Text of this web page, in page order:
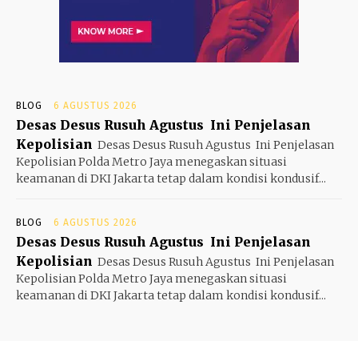
BLOG 6 AGUSTUS 2026
Desas Desus Rusuh Agustus Ini Penjelasan
Kepolisian Desas Desus Rusuh Agustus Ini Penjelasan
Kepolisian Polda Metro Jaya menegaskan situasi
keamanan di DKI Jakarta tetap dalam kondisi kondusif...
BLOG 6 AGUSTUS 2026
Desas Desus Rusuh Agustus Ini Penjelasan
Kepolisian Desas Desus Rusuh Agustus Ini Penjelasan
Kepolisian Polda Metro Jaya menegaskan situasi
keamanan di DKI Jakarta tetap dalam kondisi kondusif...